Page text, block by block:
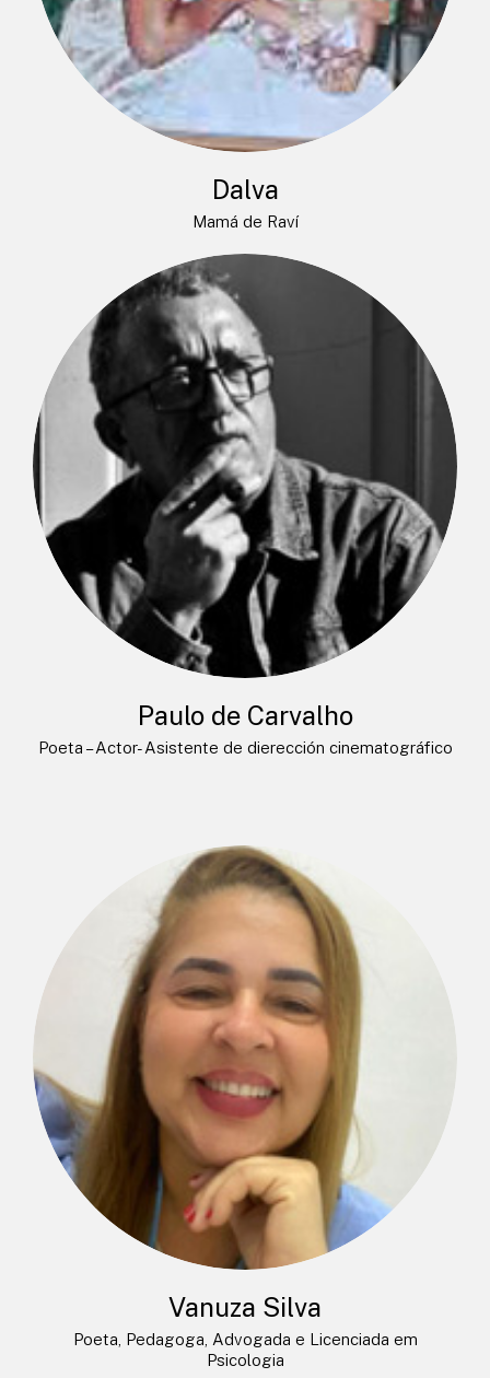
Dalva
Mamá de Raví
Paulo de Carvalho
Poeta – Actor- Asistente de dierección cinematográfico
Vanuza Silva
Poeta, Pedagoga, Advogada e Licenciada em
Psicologia